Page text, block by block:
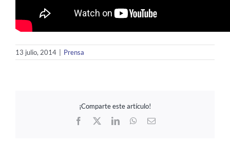
13 julio, 2014 Prensa
¡Comparte este artículo!
Facebook
LinkedInWhatsApp
Email